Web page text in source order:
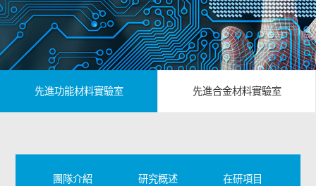
先進功能材料實驗室 先進合金材料實驗室
團隊介紹 研究概述 在研項目